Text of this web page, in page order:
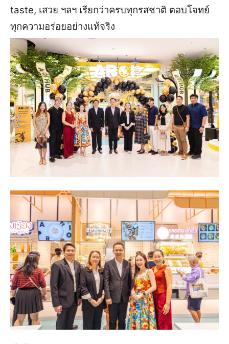
taste, เสวย ฯลฯ เรียกว่าครบทุกรสชาติ ตอบโจทย์
ทุกความอร่อยอย่างแท้จริง